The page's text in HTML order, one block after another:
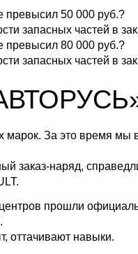
превысил 50 000 руб.?
запасных частей в
превысил 80 000 руб.?
запасных частей в
За это время мы
заказ-наряд,
прошли
оттачивают навыки.